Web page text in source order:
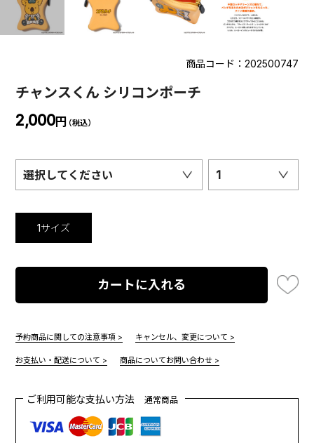
商品コード：202500747
チャンスくん シリコンポーチ
2,000円 （税込）
選択してください 1
1サイズ
カートに入れる
予約商品に関しての注意事項 > キャンセル、変更について >
お支払い・配送について > 商品についてお問い合わせ >
ご利用可能な支払い方法通常商品